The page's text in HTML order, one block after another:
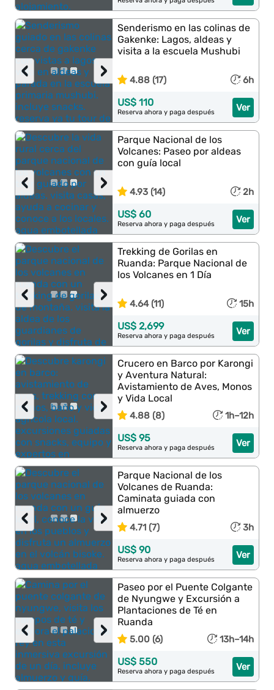
›
‹
Senderismo en las colinas de
Gakenke: Lagos, aldeas y
visita a la escuela Mushubi
4.88 (17) 6h
Ver
US$ 110
Reserva ahora y paga después
›
‹
Parque Nacional de los
Volcanes: Paseo por aldeas
con guía local
4.93 (14) 2h
Ver
US$ 60
Reserva ahora y paga después
›
‹
Trekking de Gorilas en
Ruanda: Parque Nacional de
los Volcanes en 1 Día
4.64 (11) 15h
Ver
US$ 2,699
Reserva ahora y paga después
›
‹
Crucero en Barco por Karongi
y Aventura Natural:
Avistamiento de Aves, Monos
y Vida Local
4.88 (8) 1h–12h
Ver
US$ 95
Reserva ahora y paga después
›
‹
Parque Nacional de los
Volcanes de Ruanda:
Caminata guiada con
almuerzo
4.71 (7) 3h
Ver
US$ 90
Reserva ahora y paga después
›
‹
Paseo por el Puente Colgante
de Nyungwe y Excursión a
Plantaciones de Té en
Ruanda
5.00 (6) 13h–14h
Ver
US$ 550
Reserva ahora y paga después